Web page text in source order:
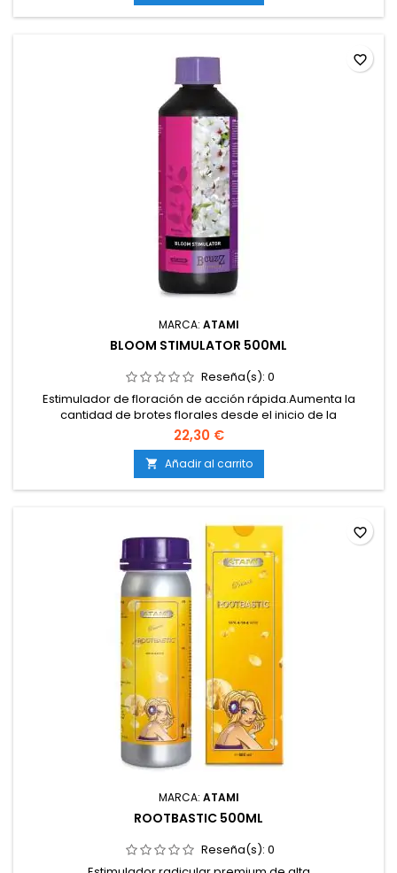
MARCA: ATAMI
BLOOM STIMULATOR 500ML
Reseña(s): 0
Estimulador de floración de acción rápida.Aumenta la
cantidad de brotes florales desde el inicio de la
floración.Mejora la densidad, peso y calidad de las
flores.Incrementa la producción de resina y aceites
esenciales.Compatible con tierra, coco e hidroponía.
22,30 €
 Añadir al carrito
favorite_border
MARCA: ATAMI
ROOTBASTIC 500ML
Reseña(s): 0
favorite_border